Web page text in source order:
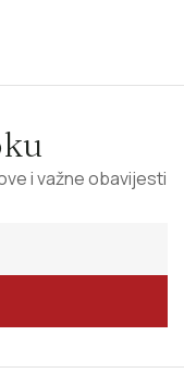
i važne obavijesti